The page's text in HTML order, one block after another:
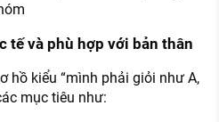
tế và phù hợp với bản thân
hồ kiểu “mình phải giỏi như A,
mục tiêu như: